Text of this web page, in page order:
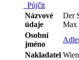
Půjčit
Názvové
údaje
Der
Max
Osobní
jméno
Nakladatel